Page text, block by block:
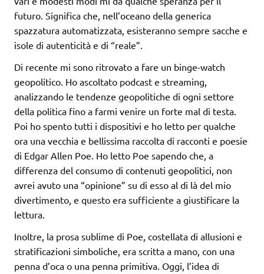
futuro. Significa che, nell’oceano della generica
spazzatura automatizzata, esisteranno sempre sacche e
isole di autenticità e di “reale”.
Di recente mi sono ritrovato a fare un binge-watch
geopolitico. Ho ascoltato podcast e streaming,
analizzando le tendenze geopolitiche di ogni settore
della politica fino a farmi venire un forte mal di testa.
Poi ho spento tutti i dispositivi e ho letto per qualche
ora una vecchia e bellissima raccolta di racconti e poesie
di Edgar Allen Poe. Ho letto Poe sapendo che, a
differenza del consumo di contenuti geopolitici, non
avrei avuto una “opinione” su di esso al di là del mio
divertimento, e questo era sufficiente a giustificare la
lettura.
Inoltre, la prosa sublime di Poe, costellata di allusioni e
stratificazioni simboliche, era scritta a mano, con una
penna d’oca o una penna primitiva. Oggi, l’idea di